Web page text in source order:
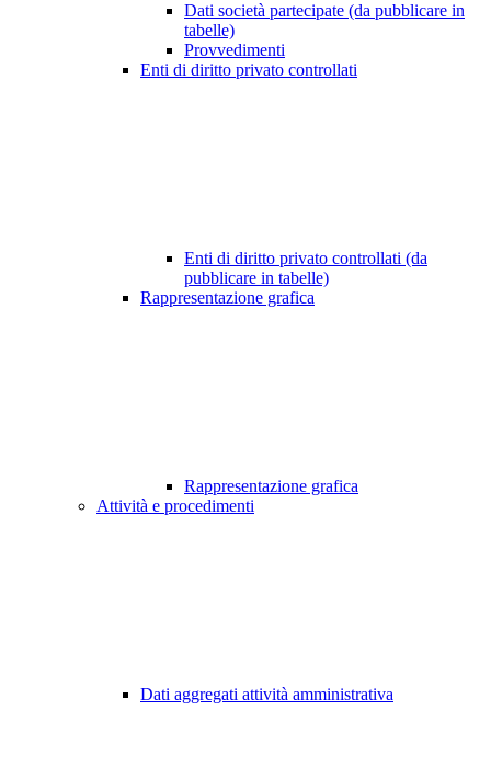
Dati società partecipate (da pubblicare in
tabelle)
Provvedimenti
Enti di diritto privato controllati
Enti di diritto privato controllati (da
pubblicare in tabelle)
Rappresentazione grafica
Rappresentazione grafica
Attività e procedimenti
Dati aggregati attività amministrativa